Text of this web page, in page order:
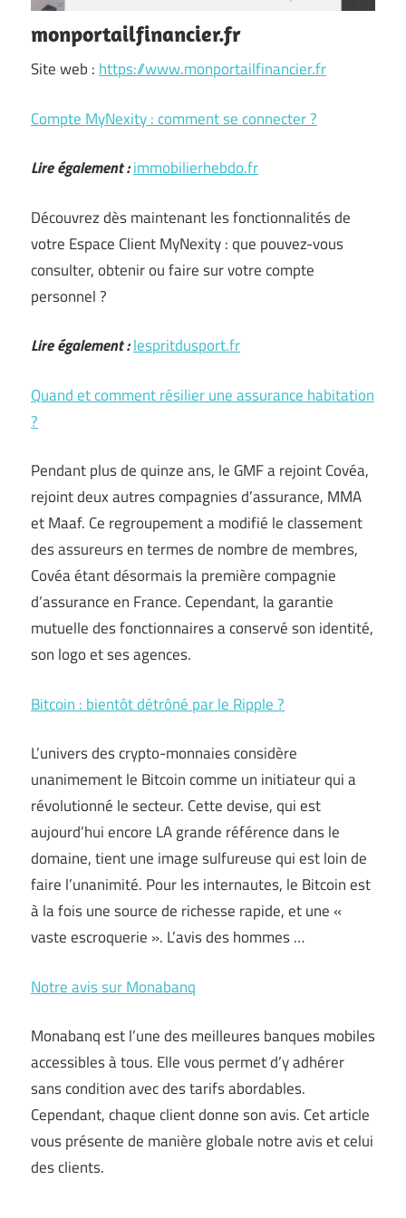
monportailfinancier.fr
Site web :https://www.monportailfinancier.fr
Compte MyNexity : comment se connecter ?
Lire également :immobilierhebdo.fr
Découvrez dès maintenant les fonctionnalités de
votre Espace Client MyNexity : que pouvez-vous
consulter, obtenir ou faire sur votre compte
personnel ?
Lire également :lespritdusport.fr
Quand et comment résilier une assurance habitation
?
Pendant plus de quinze ans, le GMF a rejoint Covéa,
rejoint deux autres compagnies d’assurance, MMA
et Maaf. Ce regroupement a modifié le classement
des assureurs en termes de nombre de membres,
Covéa étant désormais la première compagnie
d’assurance en France. Cependant, la garantie
mutuelle des fonctionnaires a conservé son identité,
son logo et ses agences.
Bitcoin : bientôt détrôné par le Ripple ?
L’univers des crypto-monnaies considère
unanimement le Bitcoin comme un initiateur qui a
révolutionné le secteur. Cette devise, qui est
aujourd’hui encore LA grande référence dans le
domaine, tient une image sulfureuse qui est loin de
faire l’unanimité. Pour les internautes, le Bitcoin est
à la fois une source de richesse rapide, et une «
vaste escroquerie ». L’avis des hommes …
Notre avis sur Monabanq
Monabanq est l’une des meilleures banques mobiles
accessibles à tous. Elle vous permet d’y adhérer
sans condition avec des tarifs abordables.
Cependant, chaque client donne son avis. Cet article
vous présente de manière globale notre avis et celui
des clients.